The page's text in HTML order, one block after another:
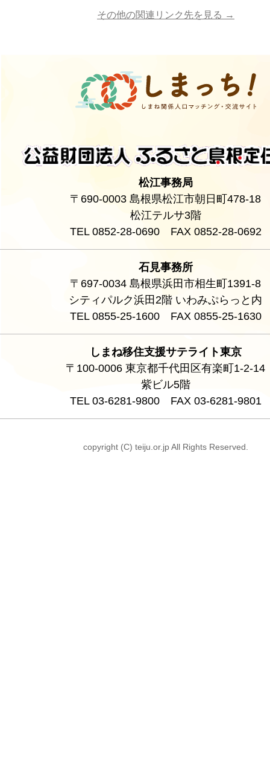
その他の関連リンク先を見る →
松江事務局
〒690-0003 島根県松江市朝日町478-18
松江テルサ3階
TEL 0852-28-0690 FAX 0852-28-0692
石見事務所
〒697-0034 島根県浜田市相生町1391-8
シティパルク浜田2階 いわみぷらっと内
TEL 0855-25-1600 FAX 0855-25-1630
しまね移住支援サテライト東京
〒100-0006 東京都千代田区有楽町1-2-14
紫ビル5階
TEL 03-6281-9800 FAX 03-6281-9801
copyright (C) teiju.or.jp All Rights Reserved.